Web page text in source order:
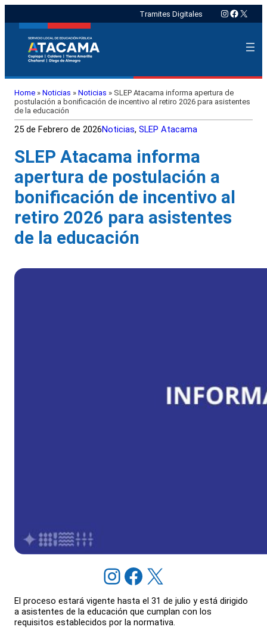
Tramites Digitales Instagram
X
Home » Noticias » Noticias » SLEP Atacama informa apertura de
postulación a bonificación de incentivo al retiro 2026 para asistentes
de la educación
25 de Febrero de 2026Noticias, SLEP Atacama
SLEP Atacama informa
apertura de postulación a
bonificación de incentivo al
retiro 2026 para asistentes
de la educación
Instagram Facebook X
El proceso estará vigente hasta el 31 de julio y está dirigido
a asistentes de la educación que cumplan con los
requisitos establecidos por la normativa.